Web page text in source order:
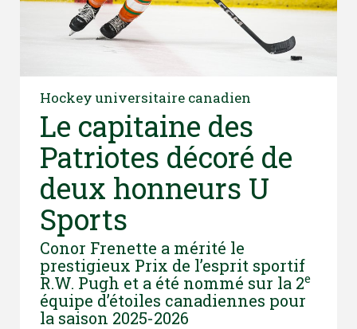
Hockey universitaire canadien
Le capitaine des
Patriotes décoré de
deux honneurs U
Sports
Conor Frenette a mérité le
prestigieux Prix de l’esprit sportif
R.W. Pugh et a été nommé sur la 2e
équipe d’étoiles canadiennes pour
la saison 2025-2026